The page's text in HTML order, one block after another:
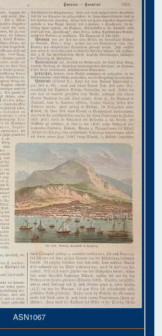
ASN1067